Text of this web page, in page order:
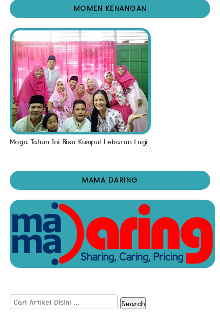
MOMEN KENANGAN
Moga Tahun Ini Bisa Kumpul Lebaran Lagi
MAMA DARING
Search